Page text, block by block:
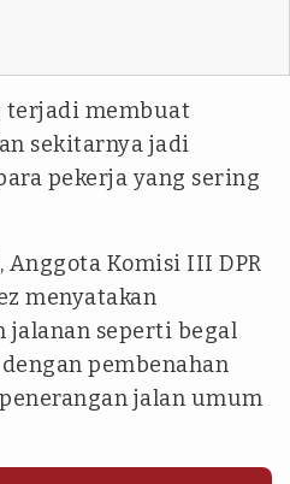
terjadi membuat
sekitarnya jadi
pekerja yang sering
Komisi III DPR
menyatakan
jalanan seperti begal
pembenahan
jalan umum